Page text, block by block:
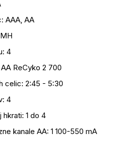
AAA, AA
4
ReCyko 2 700
celic: 2:45 - 5:30
4
1 do 4
kanale AA: 1 100-550 mA